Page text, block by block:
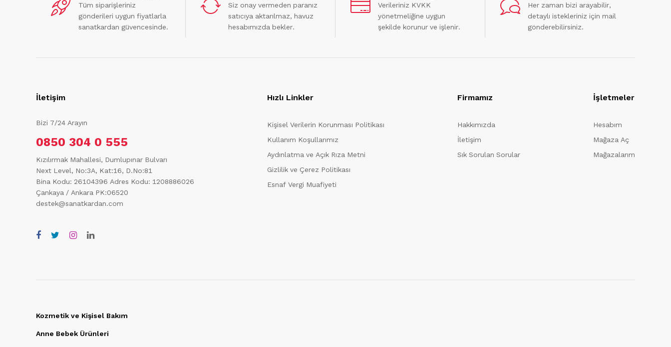
Tüm siparişleriniz
gönderileri uygun fiyatlarla
sanatkardan güvencesinde.
Siz onay vermeden paranız
satıcıya aktarılmaz, havuz
hesabımızda bekler.
Verileriniz KVKK
yönetmeliğine uygun
şekilde korunur ve işlenir.
Her zaman bizi arayabilir,
detaylı istekleriniz için mail
gönderebilirsiniz.
İletişim
Bizi 7/24 Arayın
0850 304 0 555
Kızılırmak Mahallesi, Dumlupınar Bulvarı
Next Level, No:3A, Kat:16, D.No:81
Bina Kodu: 26104396 Adres Kodu: 1208886026
Çankaya / Ankara PK:06520
destek@sanatkardan.com
Hızlı Linkler
Kişisel Verilerin Korunması Politikası
Kullanım Koşullarımız
Aydınlatma ve Açık Rıza Metni
Gizlilik ve Çerez Politikası
Esnaf Vergi Muafiyeti
Firmamız
Hakkımızda
İletişim
Sık Sorulan Sorular
İşletmeler
Hesabım
Mağaza Aç
Mağazalarım
Kozmetik ve Kişisel Bakım
Anne Bebek Ürünleri